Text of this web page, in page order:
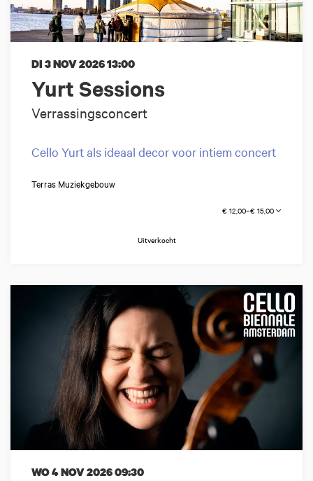
Yurt Sessions
Verrassingsconcert
DI 3 NOV 202613:00
Cello Yurt als ideaal decor voor intiem concert
Terras Muziekgebouw
€ 12,00–€ 15,00
Uitverkocht
WO 4 NOV 202609:30